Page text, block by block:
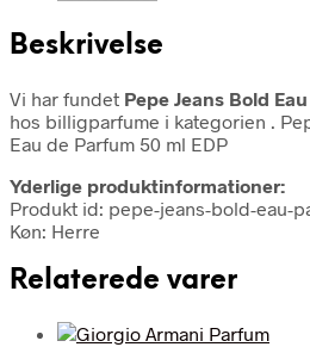
Beskrivelse
Vi har fundet Pepe Jeans Bold
hos billigparfume i kategorien .
Eau de Parfum 50 ml EDP
Yderlige produktinformationer:
Produkt id: pepe-jeans-bold-eau-
Køn: Herre
Relaterede varer